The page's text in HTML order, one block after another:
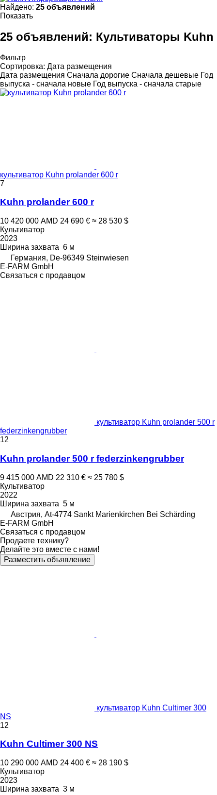
Найдено: 25 объявлений
Показать
25 объявлений: Культиваторы Kuhn
Фильтр
Сортировка: Дата размещения
Дата размещения Сначала дорогие Сначала дешевые Год
выпуска - сначала новые Год выпуска - сначала старые
культиватор Kuhn prolander 600 r
7
Kuhn prolander 600 r
10 420 000 AMD 24 690 € ≈ 28 530 $
Культиватор
2023
Ширина захвата 6 м
Германия, De-96349 Steinwiesen
E-FARM GmbH
Связаться с продавцом
культиватор Kuhn prolander 500 r
federzinkengrubber
12
Kuhn prolander 500 r federzinkengrubber
9 415 000 AMD 22 310 € ≈ 25 780 $
Культиватор
2022
Ширина захвата 5 м
Австрия, At-4774 Sankt Marienkirchen Bei Schärding
E-FARM GmbH
Связаться с продавцом
Продаете технику?
Делайте это вместе с нами!
Разместить объявление
культиватор Kuhn Cultimer 300
NS
12
Kuhn Cultimer 300 NS
10 290 000 AMD 24 400 € ≈ 28 190 $
Культиватор
2023
Ширина захвата 3 м